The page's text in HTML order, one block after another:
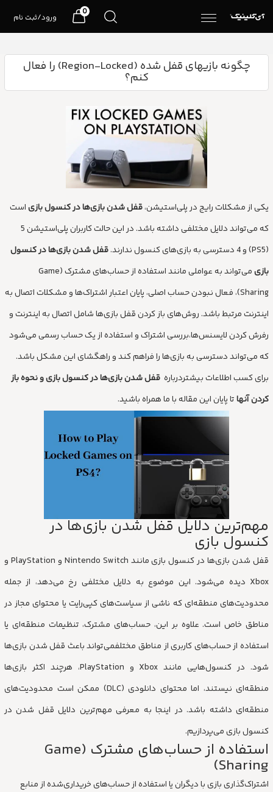
ورود/ثبت نام
0
چگونه بازیهای قفل شده (Region-Locked) را فعال
کنم؟
یکی از مشکلات رایج در پلی‌استیشن،قفل شدن بازی‌ها در کنسول بازیاست
که می‌تواند دلایل مختلفی داشته باشد. در این حالت کاربران پلی‌استیشن 5
(PS5) و 4 دسترسی به بازی‌های کنسول ندارند.
قفل شدن بازی‌ها در کنسول
بازی
می‌تواند به عواملی مانند استفاده از حساب‌های مشترک (Game
Sharing)، فعال نبودن حساب اصلی، پایان اعتبار اشتراک‌ها و مشکلات اتصال به
اینترنت مرتبط باشد. روش‌های باز کردن قفل بازی‌ها شامل اتصال به اینترنت و
رفرش کردن لایسنس‌ها،بررسی اشتراک‌ و استفاده از یک حساب رسمی می‌شود
که می‌تواند دسترسی به بازی‌ها را فراهم کند و راهگشای این مشکل باشد.
برای کسب اطلاعات بیشتردرباره قفل شدن بازی‌ها در کنسول بازی و نحوه باز
کردن آنهاتا پایان این مقاله با ما همراه باشید.
مهم‌ترین دلایل قفل شدن بازی‌ها در
کنسول‌ بازی
قفل شدن بازی‌ها در کنسول‌ بازی مانند Nintendo Switch و PlayStation و
Xbox دیده می‌شود. این موضوع به دلایل مختلفی رخ می‌دهد، از جمله
محدودیت‌های منطقه‌ای که ناشی از سیاست‌های کپی‌رایت یا محتوای مجاز در
مناطق خاص است. علاوه بر این، حساب‌های مشترک، تنظیمات منطقه‌ای یا
استفاده از حساب‌های کاربری از مناطق مختلفمی‌تواند باعث قفل شدن بازی‌ها
شود. در کنسول‌هایی مانند Xbox و PlayStation، هرچند اکثر بازی‌ها
منطقه‌ای نیستند، اما محتوای دانلودی (DLC) ممکن است محدودیت‌های
منطقه‌ای داشته باشد. در اینجا به معرفی مهم‌ترین دلایل قفل شدن در
کنسول‌ بازی می‌پردازیم.
استفاده از حساب‌های مشترک (Game
Sharing)
اشتراک‌گذاری بازی با دیگران یا استفاده از حساب‌های خریداری‌شده از منابع